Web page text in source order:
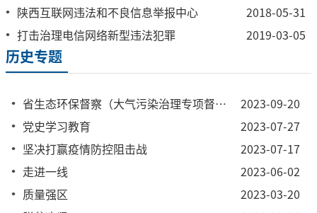
2018-05-31
陕西互联网违法和不良信息举报中心
2019-03-05
打击治理电信网络新型违法犯罪
历史专题
2023-09-20
省生态环保督察（大气污染治理专项督察）
2023-07-27
党史学习教育
2023-07-17
坚决打赢疫情防控阻击战
2023-06-02
走进一线
2023-03-20
质量强区